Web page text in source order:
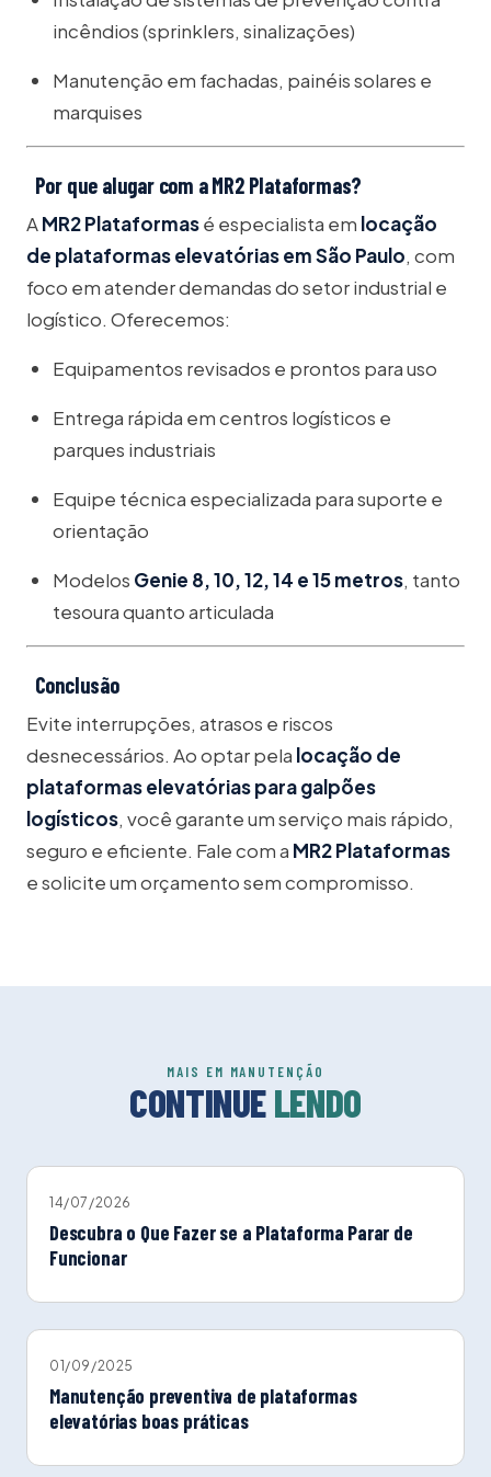
incêndios (sprinklers, sinalizações)
Manutenção em fachadas, painéis solares e
marquises
Por que alugar com a MR2 Plataformas?
AMR2 Plataformasé especialista em locação
de plataformas elevatórias em São Paulo, com
foco em atender demandas do setor industrial e
logístico. Oferecemos:
Equipamentos revisados e prontos para uso
Entrega rápida em centros logísticos e
parques industriais
Equipe técnica especializada para suporte e
orientação
Modelos Genie 8, 10, 12, 14 e 15 metros, tanto
tesoura quanto articulada
Conclusão
Evite interrupções, atrasos e riscos
desnecessários. Ao optar pela locação de
plataformas elevatórias para galpões
logísticos, você garante um serviço mais rápido,
seguro e eficiente. Fale com a MR2 Plataformas
e solicite um orçamento sem compromisso.
MAIS EM MANUTENÇÃO
CONTINUELENDO
14/07/2026
Descubra o Que Fazer se a Plataforma Parar de
Funcionar
01/09/2025
Manutenção preventiva de plataformas
elevatórias boas práticas